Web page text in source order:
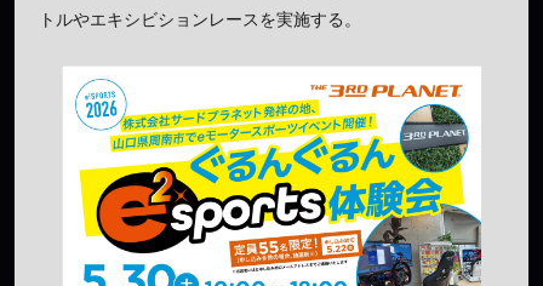
トルやエキシビションレースを実施する。